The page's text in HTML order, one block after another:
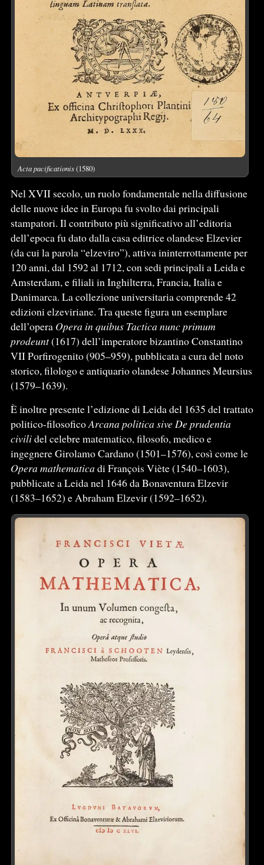
Acta pacificationis(1580)
Nel XVII secolo, un ruolo fondamentale nella diffusione
delle nuove idee in Europa fu svolto dai principali
stampatori. Il contributo più significativo all’editoria
dell’epoca fu dato dalla casa editrice olandese Elzevier
(da cui la parola “elzeviro”), attiva ininterrottamente per
120 anni, dal 1592 al 1712, con sedi principali a Leida e
Amsterdam, e filiali in Inghilterra, Francia, Italia e
Danimarca. La collezione universitaria comprende 42
edizioni elzeviriane. Tra queste figura un esemplare
dell’opera Opera in quibus Tactica nunc primum
prodeunt(1617) dell’imperatore bizantino Constantino
VII Porfirogenito (905–959), pubblicata a cura del noto
storico, filologo e antiquario olandese Johannes Meursius
(1579–1639).
È inoltre presente l’edizione di Leida del 1635 del trattato
politico-filosoficoArcana politica sive De prudentia
civilidel celebre matematico, filosofo, medico e
ingegnere Girolamo Cardano (1501–1576), così come le
Opera mathematicadi François Viète (1540–1603),
pubblicate a Leida nel 1646 da Bonaventura Elzevir
(1583–1652) e Abraham Elzevir (1592–1652).